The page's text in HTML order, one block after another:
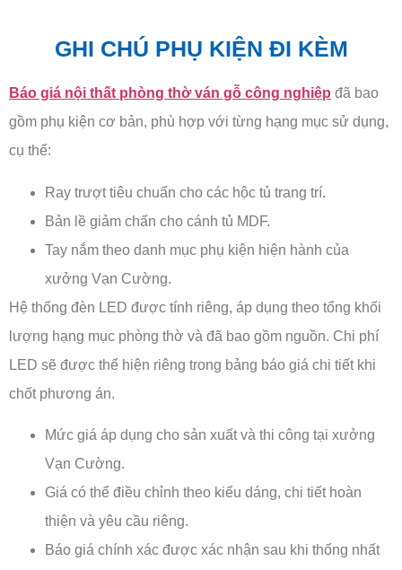
GHI CHÚ PHỤ KIỆN ĐI KÈM
Báo giá nội thất phòng thờ ván gỗ công nghiệp đã bao
gồm phụ kiện cơ bản, phù hợp với từng hạng mục sử dụng,
cụ thể:
Ray trượt tiêu chuẩn cho các hộc tủ trang trí.
Bản lề giảm chấn cho cánh tủ MDF.
Tay nắm theo danh mục phụ kiện hiện hành của
xưởng Vạn Cường.
Hệ thống đèn LED được tính riêng, áp dụng theo tổng khối
lượng hạng mục phòng thờ và đã bao gồm nguồn. Chi phí
LED sẽ được thể hiện riêng trong bảng báo giá chi tiết khi
chốt phương án.
Mức giá áp dụng cho sản xuất và thi công tại xưởng
Vạn Cường.
Giá có thể điều chỉnh theo kiểu dáng, chi tiết hoàn
thiện và yêu cầu riêng.
Báo giá chính xác được xác nhận sau khi thống nhất